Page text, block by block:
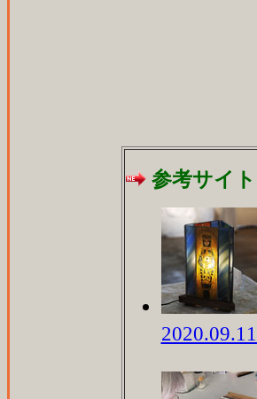
参考サイト